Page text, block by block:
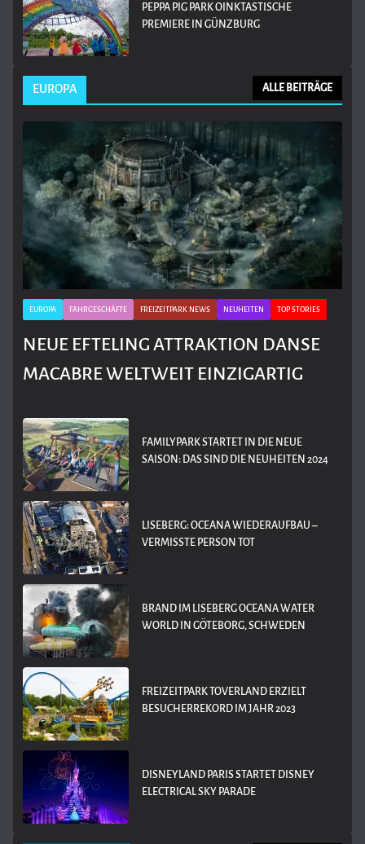
PEPPA PIG PARK OINKTASTISCHE
PREMIERE IN GÜNZBURG
EUROPA ALLE BEITRÄGE
EUROPA FAHRGESCHÄFTE FREIZEITPARK NEWS NEUHEITEN TOP STORIES
NEUE EFTELING ATTRAKTION DANSE
MACABRE WELTWEIT EINZIGARTIG
FAMILYPARK STARTET IN DIE NEUE
SAISON: DAS SIND DIE NEUHEITEN 2024
LISEBERG: OCEANA WIEDERAUFBAU –
VERMISSTE PERSON TOT
BRAND IM LISEBERG OCEANA WATER
WORLD IN GÖTEBORG, SCHWEDEN
FREIZEITPARK TOVERLAND ERZIELT
BESUCHERREKORD IM JAHR 2023
DISNEYLAND PARIS STARTET DISNEY
ELECTRICAL SKY PARADE